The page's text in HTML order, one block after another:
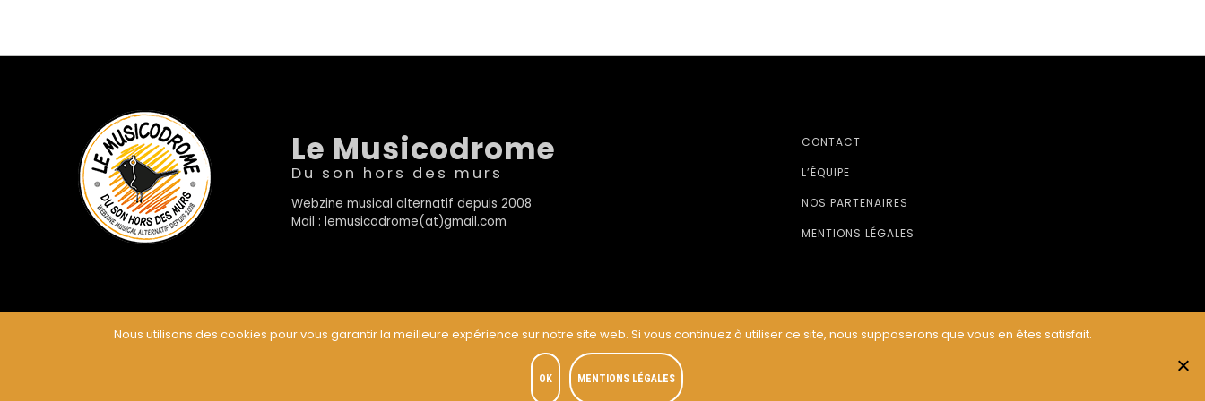
Le Musicodrome
Du son hors des murs
Webzine musical alternatif depuis 2008
Mail : lemusicodrome(at)gmail.com
CONTACT
L’ÉQUIPE
NOS PARTENAIRES
MENTIONS LÉGALES
Nous utilisons des cookies pour vous garantir la meilleure expérience sur notre site web. Si vous continuez à utiliser ce site, nous supposerons que vous en êtes satisfait.
OK MENTIONS LÉGALES